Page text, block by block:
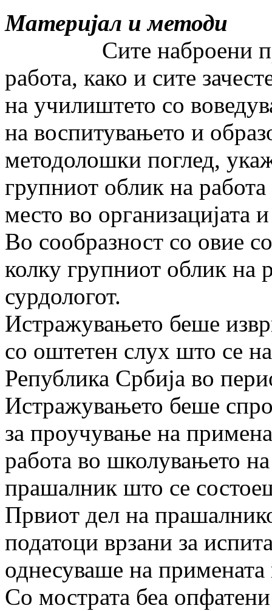
Материјал и методи
Сите наброени
работа, како и сите
на училиштето со
на воспитувањето и
методолошки поглед,
групниот облик на работа
место во организацијата
Во сообразност со овие
колку групниот облик на
сурдологот.
Истражувањето беше
со оштетен слух што се
Република Србија во
Истражувањето беше
за проучување на
работа во школувањето
прашалник што се
Првиот дел на
податоци врзани за
однесуваше на
Со мострата беа